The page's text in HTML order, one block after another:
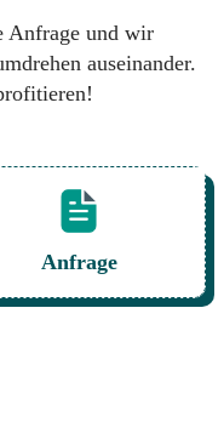
Anfrage und wir
auseinander.
Anfrage